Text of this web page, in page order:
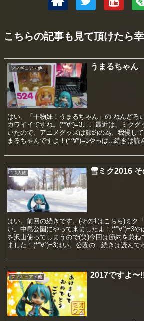
こちらの記事も見て頂けたら幸
フィギュア・他 うまるちゃん
はい。「干物妹！うまるちゃん」の ねんどろ
カワイイですね。(*°∀°)=3ここ最近は、ミク
いたので、アニメグッズは節約の為、我慢し
まるちゃんですよ！(*°∀°)=3やっぱ...続きは読
1.5人旅 雪ミク2016 そ
はい。前回の続きです。(その1はこちら)ミク
い。中島公園にやって来ましたよ！(*°∀°)=3
を沢山使ってしまうので(笑)今回は節約を兼
ました！(*°∀°)=3はい。公園の...続きは読んで
フィギュア・他 2017ですよ〜